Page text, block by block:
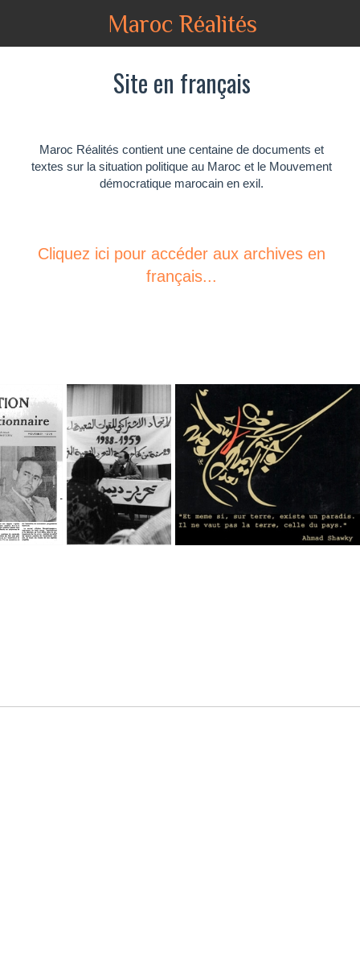
Maroc Réalités
Site en français
Maroc Réalités contient une centaine de documents et
textes sur la situation politique au Maroc et le Mouvement
démocratique marocain en exil.
Cliquez ici pour accéder aux archives en
français...